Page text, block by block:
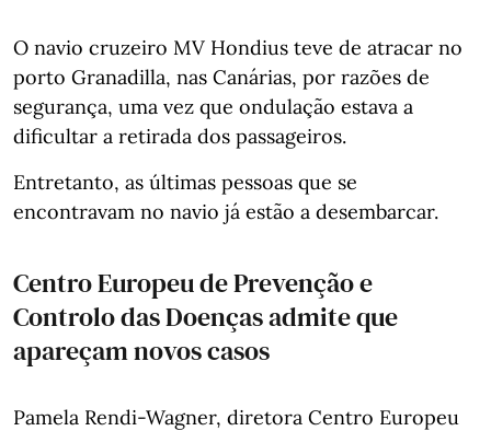
O navio cruzeiro MV Hondius teve de atracar no
porto Granadilla, nas Canárias, por razões de
segurança, uma vez que ondulação estava a
dificultar a retirada dos passageiros.
Entretanto, as últimas pessoas que se
encontravam no navio já estão a desembarcar.
Centro Europeu de Prevenção e
Controlo das Doenças admite que
apareçam novos casos
Pamela Rendi-Wagner, diretora Centro Europeu